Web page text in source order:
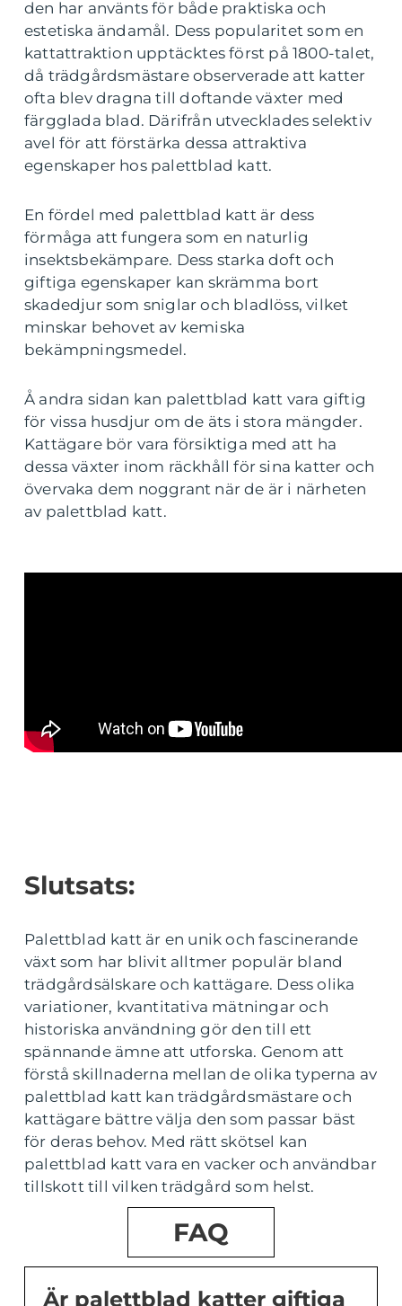
den har använts för både praktiska och
estetiska ändamål. Dess popularitet som en
kattattraktion upptäcktes först på 1800-talet,
då trädgårdsmästare observerade att katter
ofta blev dragna till doftande växter med
färgglada blad. Därifrån utvecklades selektiv
avel för att förstärka dessa attraktiva
egenskaper hos palettblad katt.
En fördel med palettblad katt är dess
förmåga att fungera som en naturlig
insektsbekämpare. Dess starka doft och
giftiga egenskaper kan skrämma bort
skadedjur som sniglar och bladlöss, vilket
minskar behovet av kemiska
bekämpningsmedel.
Å andra sidan kan palettblad katt vara giftig
för vissa husdjur om de äts i stora mängder.
Kattägare bör vara försiktiga med att ha
dessa växter inom räckhåll för sina katter och
övervaka dem noggrant när de är i närheten
av palettblad katt.
Slutsats:
Palettblad katt är en unik och fascinerande
växt som har blivit alltmer populär bland
trädgårdsälskare och kattägare. Dess olika
variationer, kvantitativa mätningar och
historiska användning gör den till ett
spännande ämne att utforska. Genom att
förstå skillnaderna mellan de olika typerna av
palettblad katt kan trädgårdsmästare och
kattägare bättre välja den som passar bäst
för deras behov. Med rätt skötsel kan
palettblad katt vara en vacker och användbar
tillskott till vilken trädgård som helst.
FAQ
Är palettblad katter giftiga